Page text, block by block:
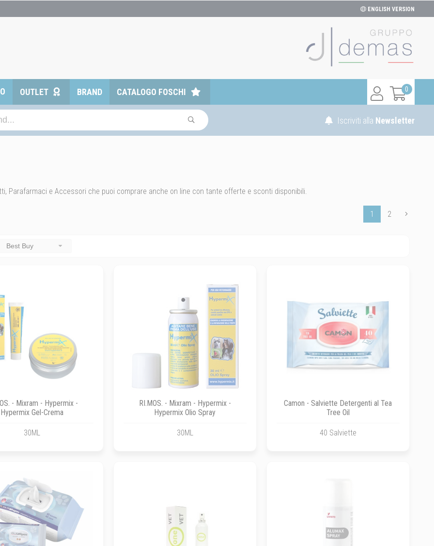
ENGLISH VERSION
0
OUTLET BRAND CATALOGO FOSCHI
Iscriviti alla Newsletter
Parafarmaci e Accessori che puoi comprare anche on line con tante offerte e sconti disponibili.
1 2
Best Buy
- Mixram - Hypermix -
Hypermix Gel-Crema
30ML
RI.MOS. - Mixram - Hypermix -
Hypermix Olio Spray
30ML
Camon - Salviette Detergenti al Tea
Tree Oil
40 Salviette